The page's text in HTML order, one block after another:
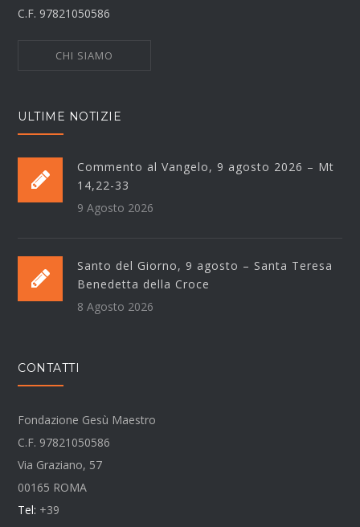
C.F. 97821050586
CHI SIAMO
ULTIME NOTIZIE
Commento al Vangelo, 9 agosto 2026 – Mt
14,22-33
9 Agosto 2026
Santo del Giorno, 9 agosto – Santa Teresa
Benedetta della Croce
8 Agosto 2026
CONTATTI
Fondazione Gesù Maestro
C.F. 97821050586
Via Graziano, 57
00165 ROMA
Tel: +39